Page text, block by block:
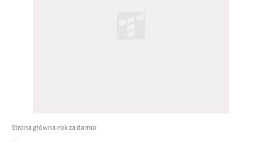
Strona główna rok za darmo